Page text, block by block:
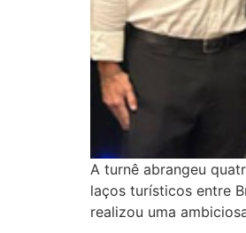
A turnê abrangeu
laços turísticos entre
realizou uma